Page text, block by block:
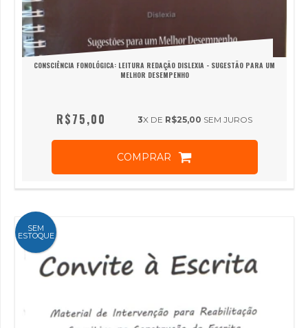
CONSCIÊNCIA FONOLÓGICA: LEITURA REDAÇÃO DISLEXIA - SUGESTÃO PARA UM
MELHOR DESEMPENHO
R$75,00 3X DE R$25,00 SEM JUROS
COMPRAR
SEM
ESTOQUE